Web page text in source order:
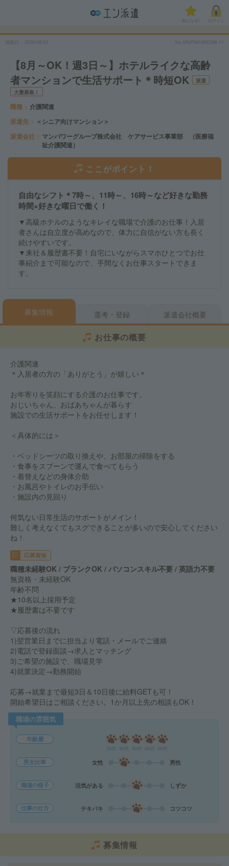
気になる!
No.MNPWH856386-11
【8月～OK！週3日～】ホテルライクな高齢
者マンションで生活サポート＊時短OK
派遣
大量募集！
職種
介護関連
派遣先
＜シニア向けマンション＞
派遣会社
マンパワーグループ株式会社 ケアサービス事業部 （医療福
祉介護関連）
ここがポイント！
自由なシフト＊7時～、11時～、16時～など好きな勤務
時間×好きな曜日で働く！
▼高級ホテルのようなキレイな職場で介護のお仕事！入居
者さんは自立度が高めなので、体力に自信がない方も長く
続けやすいです。
▼来社＆履歴書不要！自宅にいながらスマホひとつでお仕
事紹介まで可能なので、手間なくお仕事スタートできま
す。
募集情報 選考・登録 派遣会社概要
お仕事の概要
介護関連
＊入居者の方の「ありがとう」が嬉しい＊
お年寄りを笑顔にする介護のお仕事です。
おじいちゃん、おばあちゃんが暮らす
施設での生活サポートをお任せします！
＜具体的には＞
・ベッドシーツの取り換えや、お部屋の掃除をする
・食事をスプーンで運んで食べてもらう
・着替えなどの身体介助
・お風呂やトイレのお手伝い
・施設内の見回り
何気ない日常生活のサポートがメイン！
難しく考えなくてもスグできることが多いので安心してください
ね！
応募資格
職種未経験OK / ブランクOK / パソコンスキル不要 / 英語力不要
無資格・未経験OK
年齢不問
★10名以上採用予定
★履歴書は不要です
▽応募後の流れ
1)翌営業日までに担当より電話・メールでご連絡
2)電話で登録面談→求人とマッチング
3)ご希望の施設で、職場見学
4)就業決定→勤務開始
応募→就業まで最短3日＆10日後に給料GETも可！
開始希望日はご相談ください。1か月以上先の相談もOK！
職場の雰囲気
年齢層
男女比率 女性 男性
職場の様子 活気がある しずか
仕事の仕方 テキパキ コツコツ
募集情報